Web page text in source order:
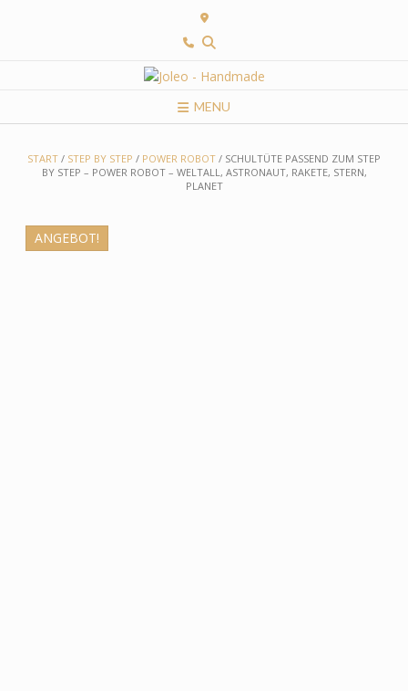
MENU
START / STEP BY STEP / POWER ROBOT / SCHULTÜTE PASSEND ZUM STEP
BY STEP – POWER ROBOT – WELTALL, ASTRONAUT, RAKETE, STERN,
PLANET
ANGEBOT!